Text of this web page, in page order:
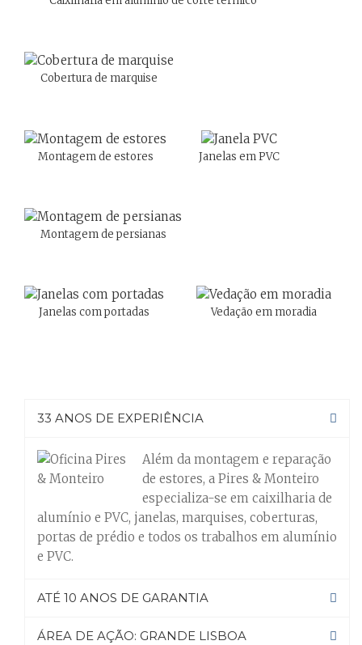
Cobertura de marquise
Montagem de estores Janelas em PVC
Montagem de persianas
Janelas com portadas Vedação em moradia
33 ANOS DE EXPERIÊNCIA
Além da montagem e reparação
de estores, a Pires & Monteiro
especializa-se em caixilharia de
alumínio e PVC, janelas, marquises, coberturas,
portas de prédio e todos os trabalhos em alumínio
e PVC.
ATÉ 10 ANOS DE GARANTIA
ÁREA DE AÇÃO: GRANDE LISBOA